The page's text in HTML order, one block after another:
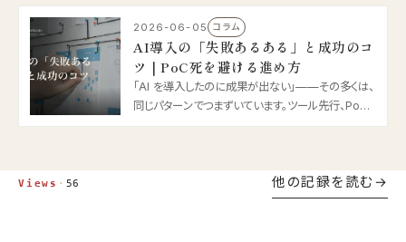
しました。2026 年の電力と脱炭素の論点を整理し
ます。
2026-06-05 コラム
AI導入の「失敗あるある」と成功のコ
ツ｜PoC死を避ける進め方
「AI を導入したのに成果が出ない」——その多くは、
同じパターンでつまずいています。ツール先行、PoC
Views · 56 他の記録を読む